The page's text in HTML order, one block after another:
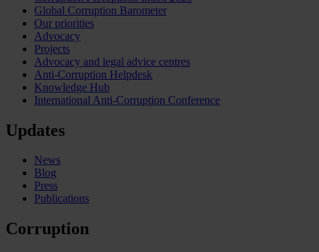
Global Corruption Barometer
Our priorities
Advocacy
Projects
Advocacy and legal advice centres
Anti-Corruption Helpdesk
Knowledge Hub
International Anti-Corruption Conference
Updates
News
Blog
Press
Publications
Corruption